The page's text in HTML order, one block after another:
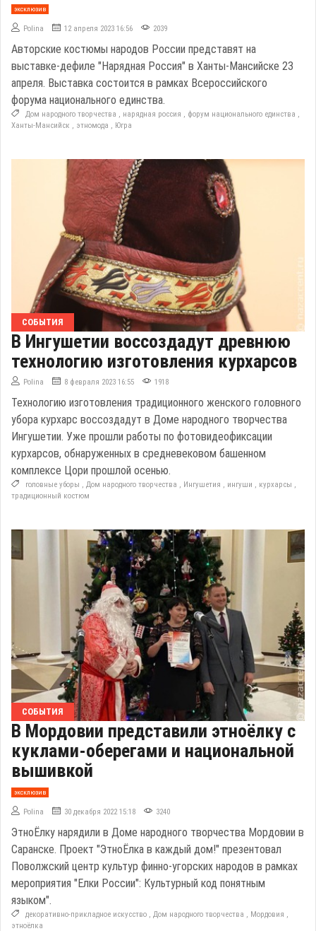
эксклюзив
Polina 12 апреля 2023 16:56 2039
Авторские костюмы народов России представят на
выставке-дефиле "Нарядная Россия" в Ханты-Мансийске 23
апреля. Выставка состоится в рамках Всероссийского
форума национального единства.
Дом народного творчества , нарядная россия , форум национального единства ,
Ханты-Мансийск , этномода , Югра
СОБЫТИЯ
В Ингушетии воссоздадут древнюю
технологию изготовления курхарсов
Polina 8 февраля 2023 16:55 1918
Технологию изготовления традиционного женского головного
убора курхарс воссоздадут в Доме народного творчества
Ингушетии. Уже прошли работы по фотовидеофиксации
курхарсов, обнаруженных в средневековом башенном
комплексе Цори прошлой осенью.
головные уборы , Дом народного творчества , Ингушетия , ингуши , курхарсы ,
традиционный костюм
СОБЫТИЯ
В Мордовии представили этноёлку с
куклами-оберегами и национальной
вышивкой
эксклюзив
Polina 30 декабря 2022 15:18 3240
ЭтноЁлку нарядили в Доме народного творчества Мордовии в
Саранске. Проект "ЭтноЁлка в каждый дом!" презентовал
Поволжский центр культур финно-угорских народов в рамках
мероприятия "Елки России": Культурный код понятным
языком".
декоративно-прикладное искусство Дом народного творчества Мордовия
этноёлка